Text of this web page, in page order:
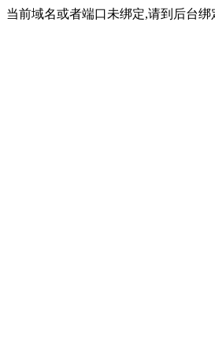
当前域名或者端口未绑定,请到后台